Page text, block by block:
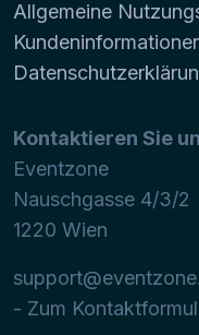
Allgemeine
Kontaktieren Sie
Eventzone
Nauschgasse 4/3/2
1220 Wien
- Zum